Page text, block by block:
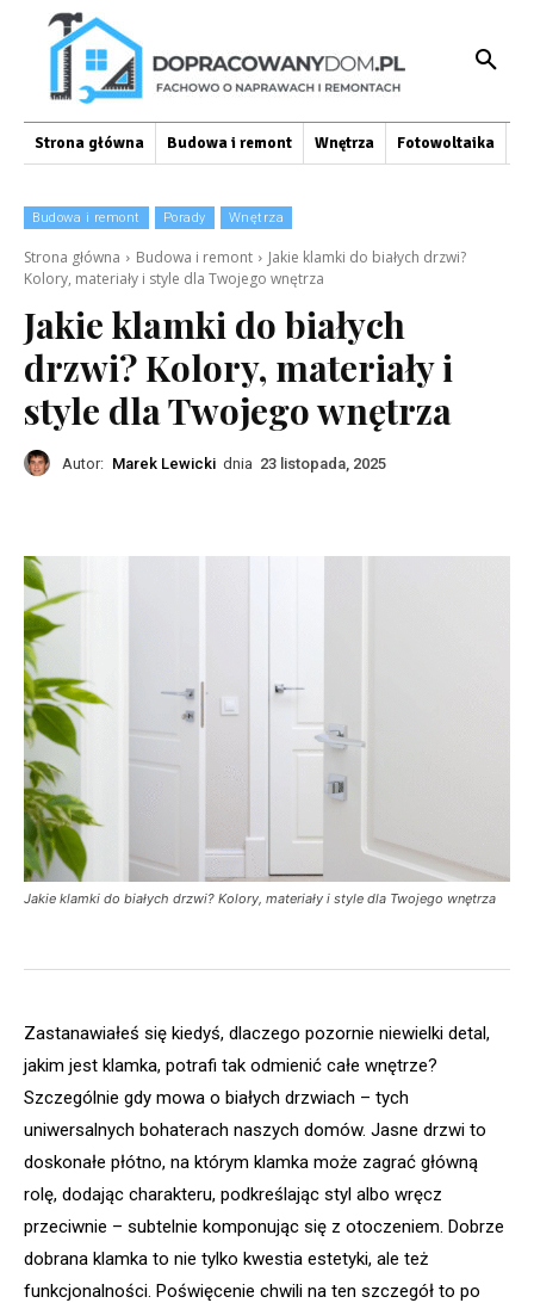
Strona główna Budowa i remont Wnętrza Fotowoltaika
Budowa i remont Porady Wnętrza
Strona główna Budowa i remont
Jakie klamki do białych drzwi?
Kolory, materiały i style dla Twojego wnętrza
Jakie klamki do białych
drzwi? Kolory, materiały i
style dla Twojego wnętrza
Autor: Marek Lewicki dnia 23 listopada, 2025
Jakie klamki do białych drzwi? Kolory, materiały i style dla Twojego wnętrza
Zastanawiałeś się kiedyś, dlaczego pozornie niewielki detal,
jakim jest klamka, potrafi tak odmienić całe wnętrze?
Szczególnie gdy mowa o białych drzwiach – tych
uniwersalnych bohaterach naszych domów. Jasne drzwi to
doskonałe płótno, na którym klamka może zagrać główną
rolę, dodając charakteru, podkreślając styl albo wręcz
przeciwnie – subtelnie komponując się z otoczeniem. Dobrze
dobrana klamka to nie tylko kwestia estetyki, ale też
funkcjonalności. Poświęcenie chwili na ten szczegół to po